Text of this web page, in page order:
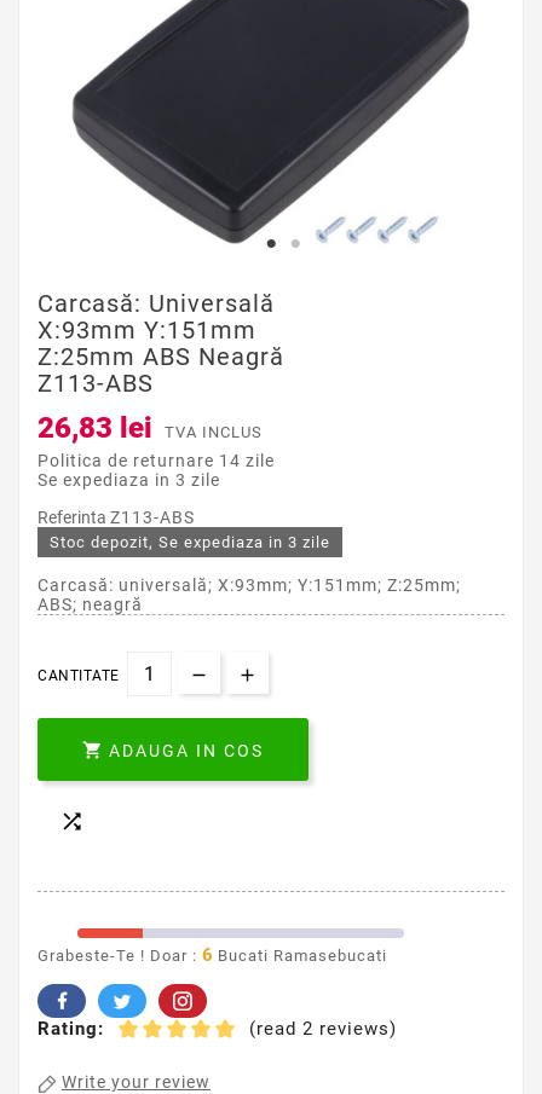
Carcasă: Universală
X:93mm Y:151mm
Z:25mm ABS Neagră
Z113-ABS
26,83 lei TVA INCLUS
Politica de returnare 14 zile
Se expediaza in 3 zile
Referinta Z113-ABS
Stoc depozit, Se expediaza in 3 zile
Carcasă: universală; X:93mm; Y:151mm; Z:25mm;
ABS; neagră
CANTITATE
 ADAUGA IN COS

Grabeste-Te ! Doar : 6 Bucati Ramasebucati
Rating: (read 2 reviews)
Write your review